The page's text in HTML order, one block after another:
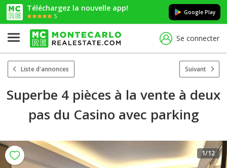
Téléchargez la nouvelle app!
5
Google Play
Se connecter
Liste d'annonces Suivant
Superbe 4 pièces à la vente à deux
pas du Casino avec parking
1/12